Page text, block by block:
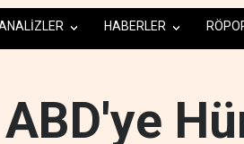
HABERLER